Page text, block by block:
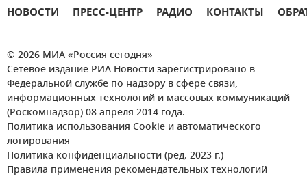
НОВОСТИ ПРЕСС-ЦЕНТР РАДИО КОНТАКТЫ
© 2026 МИА «Россия сегодня»
Сетевое издание РИА Новости зарегистрировано в
Федеральной службе по надзору в сфере связи,
информационных технологий и массовых коммуникаций
(Роскомнадзор) 08 апреля 2014 года.
Политика использования Cookie и автоматического
логирования
Политика конфиденциальности (ред. 2023 г.)
Правила применения рекомендательных технологий